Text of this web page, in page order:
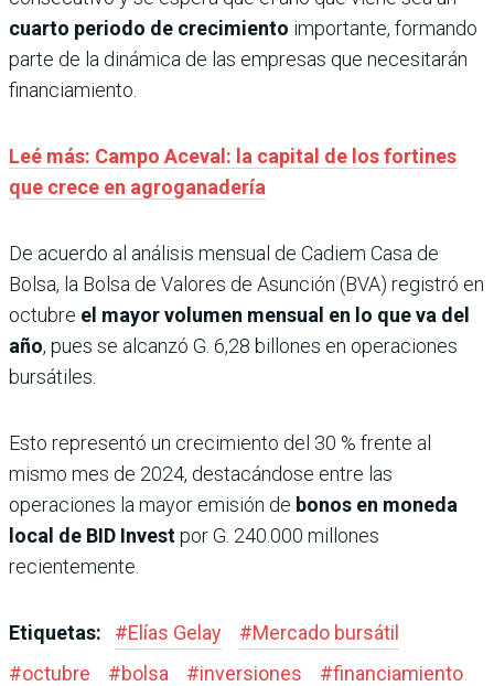
cuarto periodo de crecimiento importante, formando
parte de la dinámica de las empresas que necesitarán
financiamiento.
Leé más: Campo Aceval: la capital de los fortines
que crece en agroganadería
De acuerdo al análisis mensual de Cadiem Casa de
Bolsa, la Bolsa de Valores de Asunción (BVA) registró en
octubre el mayor volumen mensual en lo que va del
año, pues se alcanzó G. 6,28 billones en operaciones
bursátiles.
Esto representó un crecimiento del 30 % frente al
mismo mes de 2024, destacándose entre las
operaciones la mayor emisión de bonos en moneda
local de BID Investpor G. 240.000 millones
recientemente.
Etiquetas: #Elías Gelay #Mercado bursátil
#octubre #bolsa #inversiones #financiamiento